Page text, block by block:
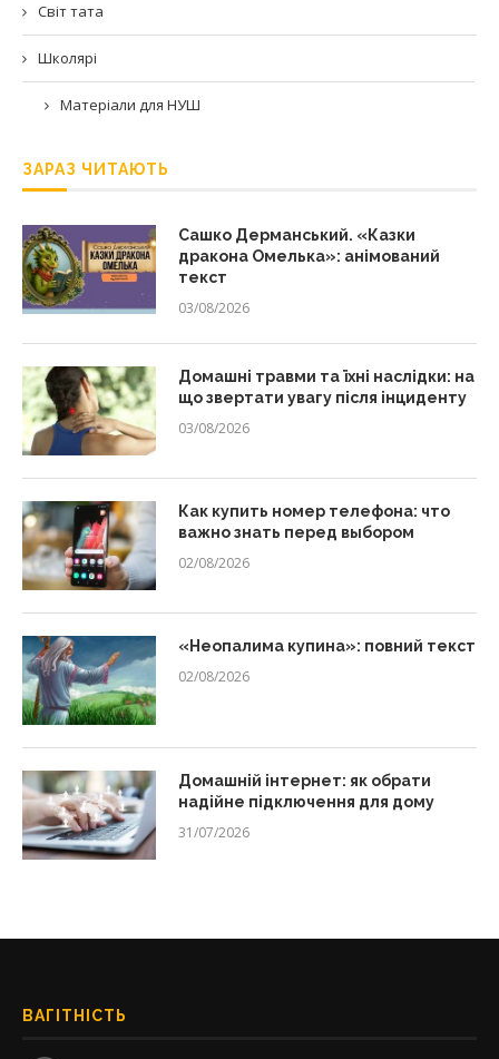
Світ тата
Школярі
Матеріали для НУШ
ЗАРАЗ ЧИТАЮТЬ
Сашко Дерманський. «Казки
дракона Омелька»: анімований
текст
03/08/2026
Домашні травми та їхні наслідки: на
що звертати увагу після інциденту
03/08/2026
Как купить номер телефона: что
важно знать перед выбором
02/08/2026
«Неопалима купина»: повний текст
02/08/2026
Домашній інтернет: як обрати
надійне підключення для дому
31/07/2026
ВАГІТНІСТЬ